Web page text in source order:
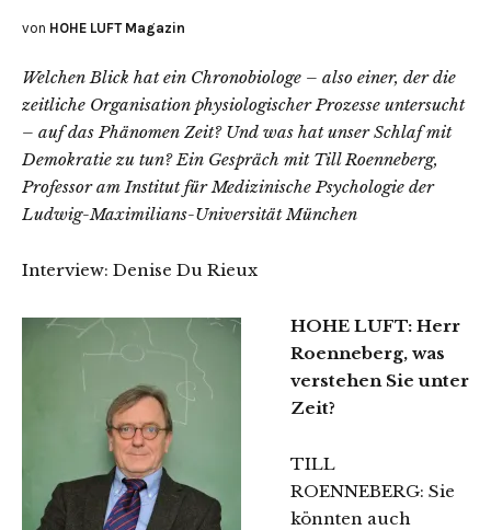
von HOHE LUFT Magazin
Welchen Blick hat ein Chronobiologe – also einer, der die
zeitliche Organisation physiologischer Prozesse untersucht
– auf das Phänomen Zeit? Und was hat unser Schlaf mit
Demokratie zu tun? Ein Gespräch mit Till Roenneberg,
Professor am Institut für Medizinische Psychologie der
Ludwig-Maximilians-Universität München
Interview: Denise Du Rieux
HOHE LUFT: Herr
Roenneberg, was
verstehen Sie unter
Zeit?
TILL
ROENNEBERG: Sie
könnten auch